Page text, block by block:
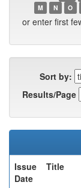
M
N O
or enter first
Sort by:
Results/Page
Issue
Date
Title